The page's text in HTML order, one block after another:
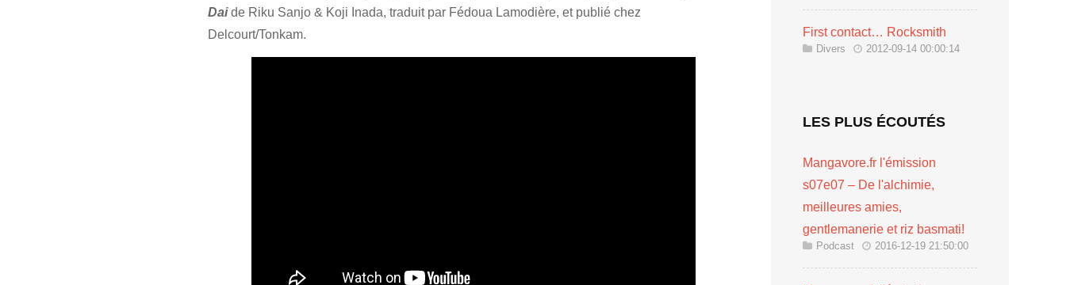
Daide Riku Sanjo & Koji Inada, traduit par Fédoua Lamodière, et publié chez
Delcourt/Tonkam.
First contact… Rocksmith
Divers 2012-09-14 00:00:14
LES PLUS ÉCOUTÉS
Mangavore.fr l'émission
s07e07 – De l'alchimie,
meilleures amies,
gentlemanerie et riz basmati!
Podcast 2016-12-19 21:50:00